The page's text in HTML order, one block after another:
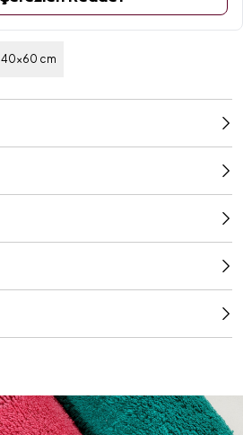
40x60 cm